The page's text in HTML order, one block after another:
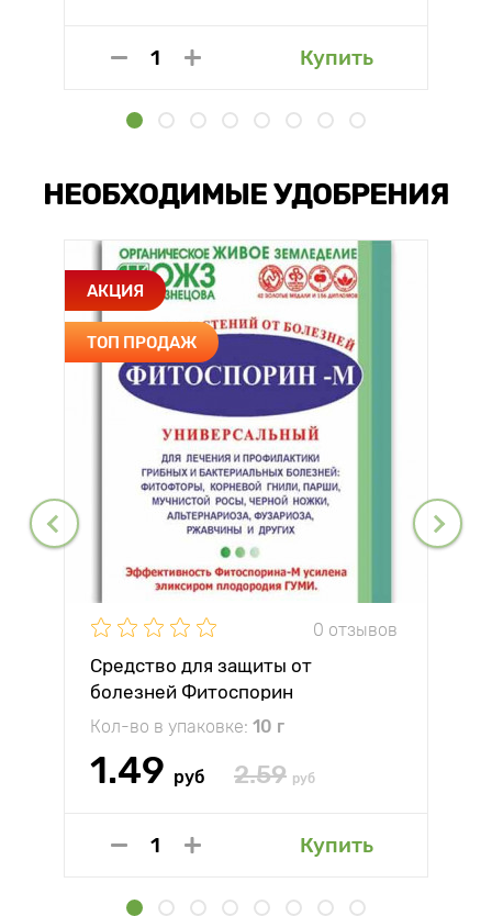
Купить
НЕОБХОДИМЫЕ УДОБРЕНИЯ
АКЦИЯ
ТОП ПРОДАЖ
0 отзывов
Средство для защиты от
болезней Фитоспорин
Кол-во в упаковке: 10 г
1.49 руб 2.59 руб
Купить